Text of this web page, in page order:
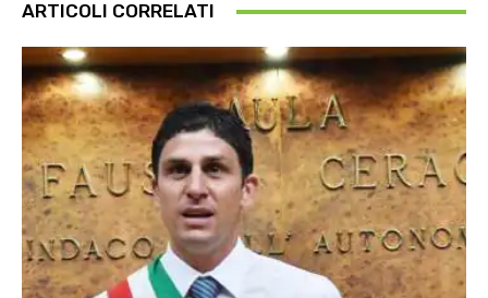
ARTICOLI CORRELATI